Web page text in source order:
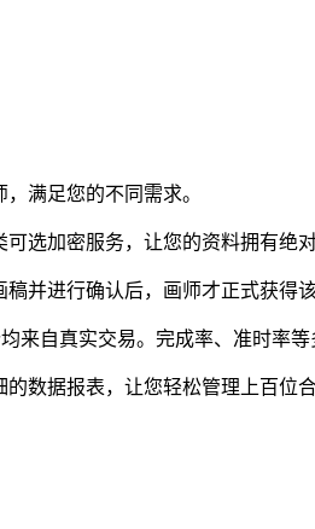
满足您的不同需求。
加密服务，让您的资料拥有绝对
进行确认后，画师才正式获得该
自真实交易。完成率、准时率等
据报表，让您轻松管理上百位合